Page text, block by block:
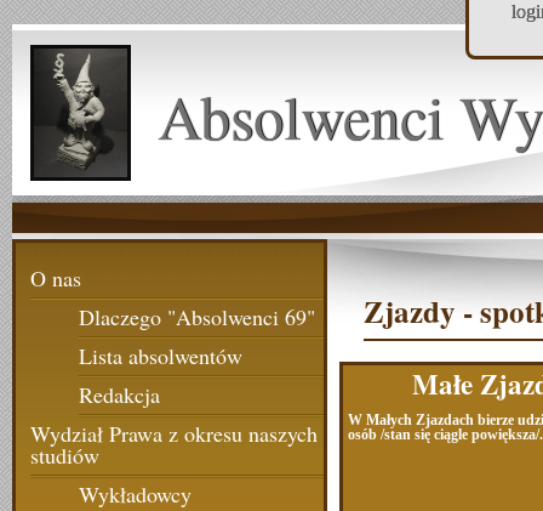
Absolwenci
O nas
Dlaczego "Absolwenci 69"
Lista absolwentów
Redakcja
Wydział Prawa z okresu naszych
studiów
Wykładowcy
Zjazdy -
Małe
W Małych Zjazdach bierze
osób /stan się ciągle powiększa/.